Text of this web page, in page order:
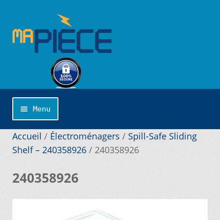
à
navigation
au
Menu
Accueil
Accueil / Électroménagers / Spill-Safe Sliding
Shelf – 240358926/ 240358926
240358926